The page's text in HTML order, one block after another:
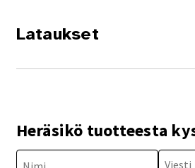
Lataukset
Heräsikö tuotteesta